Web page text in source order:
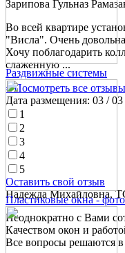
Зарипова Гульназ
Во всей квартире
"Висла". Очень
Хочу поблагодарить
слаженную ...
» Посмотреть все отзывы
Дата размещения: 03 /
1
2
3
4
5
Оставить свой отзыв
Надежда Михайловна,
Неоднократно с Вами
Качеством окон и
Все вопросы решаются
Раздвижные системы
Пластиковые окна -